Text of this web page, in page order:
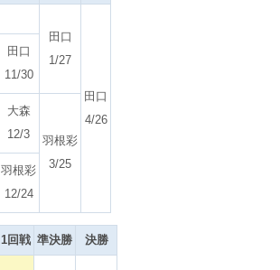
田口
1/27
田口
4/26
田口
11/30
大森
12/3
羽根彩
3/25
羽根彩
12/24
1回戦 準決勝 決勝